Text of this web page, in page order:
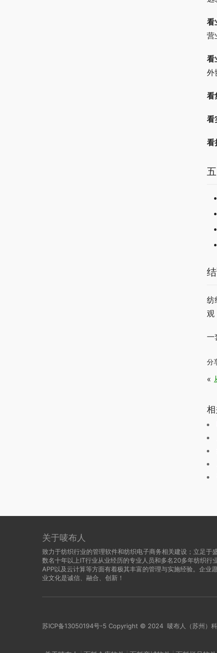
看
营
看
外
看
看
看
纺
观
一
分
«
关于唛布人
致力于纺织行业的管理软件和纺织电子商务相关建设；立足
数名十年以上IT行业从业经历的专业人员和多名20多年纺织
APP以及云计算等方面有着极其丰富的管理与实施经验。企
业文化是诚信、融合、创新！
苏ICP备13050194号-5 Copyright © 2024 唛布人（苏州）